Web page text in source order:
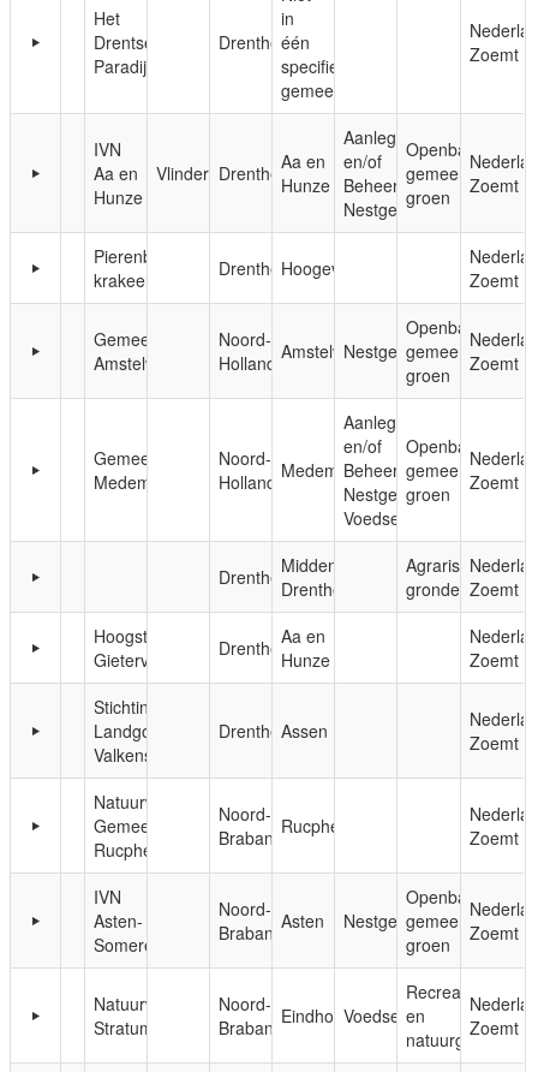
Het
Drentse
Paradijs
Drenthe
in
één
specifieke
gemeente
Zoemt
IVN
Aa en
Hunze
Vlinderkamp
Drenthe Aa en
Hunze
Aanleg
en/of
Beheer;
Nestgelegenheid
Openbaar,
gemeentelijk
groen
Zoemt
Pierenbadje
krakeel
Drenthe Hoogeveen
Zoemt
Gemeente
Amstelveen
Noord-
Holland AmstelveenNestgelegenheid
Openbaar,
gemeentelijk
groen
Zoemt
Gemeente
Medemblik
Noord-
Holland Medemblik
Aanleg
en/of
Beheer;
Nestgelegenheid;
Voedsel
Openbaar,
gemeentelijk
groen
Zoemt
Drenthe Midden-
Drenthe
Agrarische
gronden Zoemt
Hoogstamfruit
Gieterveen
Drenthe Aa en
Hunze
Zoemt
Stichting
Landgoed
Valkenstijn
Drenthe Assen
Zoemt
Natuurwerkgroep
Gemeente
Rucphen
Noord-
Brabant Rucphen
Zoemt
IVN
Asten-
Someren
Noord-
Brabant Asten Nestgelegenheid
Openbaar,
gemeentelijk
groen
Zoemt
Natuurwerkgroep
Stratum
Noord-
Brabant EindhovenVoedsel
Recreatie-
en
natuurgebieden
Zoemt